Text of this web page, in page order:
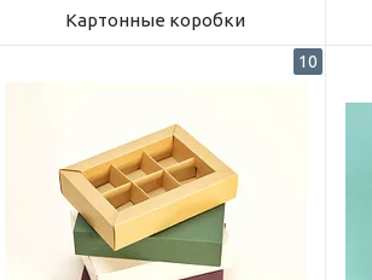
Картонные коробки
10